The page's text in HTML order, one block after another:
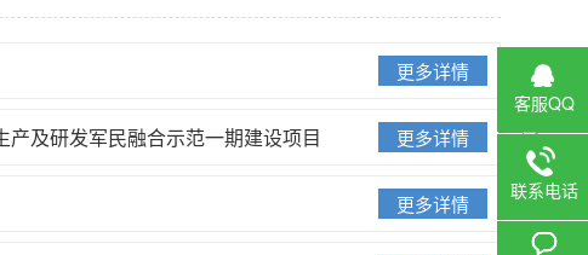
更多详情
更多详情
及研发军民融合示范一期建设项目
更多详情
客服QQ
联系电话